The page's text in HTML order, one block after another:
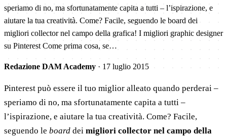
speriamo di no, ma sfortunatamente capita a tutti – l’ispirazione, e
aiutare la tua creatività. Come? Facile, seguendo le board dei
migliori collector nel campo della grafica! I migliori graphic designer
su Pinterest Come prima cosa, se…
Redazione DAM Academy · 17 luglio 2015
Pinterest può essere il tuo miglior alleato quando perderai –
speriamo di no, ma sfortunatamente capita a tutti –
l’ispirazione, e aiutare la tua creatività. Come? Facile,
seguendo le board dei migliori collector nel campo della